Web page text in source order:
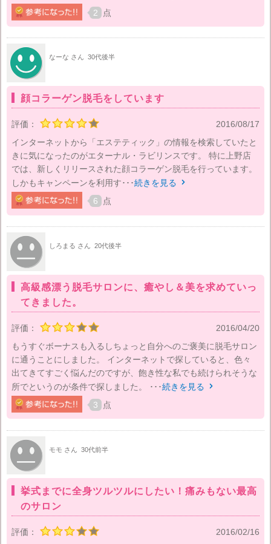
2 点
なーな さん 30代後半
顔コラーゲン脱毛をしています
評価：
2016/08/17
インターネットから「エステティック」の情報を検索していたと
きに気になったのがエターナル・ラビリンスです。 特に上野店
では、新しくリリースされた顔コラーゲン脱毛を行っています。
しかもキャンペーンを利用す･･･続きを見る 
6 点
しろまる さん 20代後半
高級感漂う脱毛サロンに、癒やし＆美を求めていっ
てきました。
評価：
2016/04/20
もうすぐボーナスも入るしちょっと自分へのご褒美に脱毛サロン
に通うことにしました。 インターネットで探していると、色々
出てきてすごく悩んだのですが、飽き性な私でも続けられそうな
所でというのが条件で探しました。 ･･･続きを見る 
3 点
モモ さん 30代前半
挙式までに全身ツルツルにしたい！痛みもない最高
のサロン
評価：
2016/02/16